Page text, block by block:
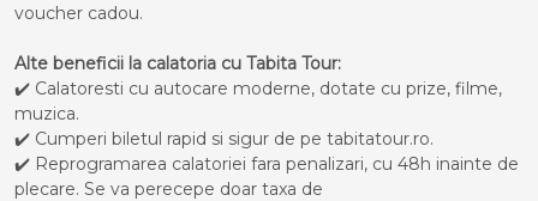
voucher cadou.
Alte beneficii la calatoria cu Tabita Tour:
✔️ Calatoresti cu autocare moderne, dotate cu prize, filme,
muzica.
✔️ Cumperi biletul rapid si sigur de pe tabitatour.ro.
✔️ Reprogramarea calatoriei fara penalizari, cu 48h inainte de
plecare. Se va perecepe doar taxa de